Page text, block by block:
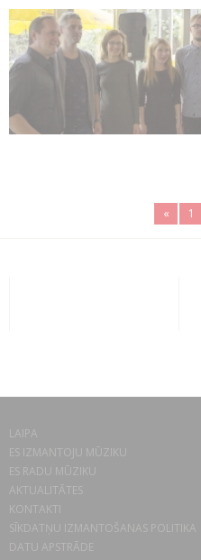
« 1
LAIPA
ES IZMANTOJU MŪZIKU
ES RADU MŪZIKU
AKTUALITĀTES
KONTAKTI
SĪKDATŅU IZMANTOŠANAS POLITIKA
DATU APSTRĀDE